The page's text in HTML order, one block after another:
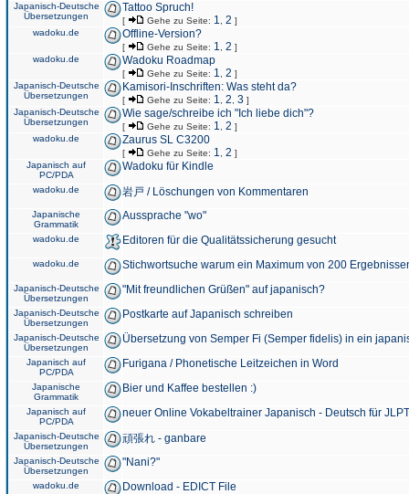
Japanisch-Deutsche
Übersetzungen
Tattoo Spruch!
[ Gehe zu Seite: 1 2 ]
wadoku.de
Offline-Version?
[ Gehe zu Seite: 1 2 ]
wadoku.de
Wadoku Roadmap
[ Gehe zu Seite: 1 2 ]
Japanisch-Deutsche
Übersetzungen
Kamisori-Inschriften: Was steht da?
[ Gehe zu Seite: 1 2 3 ]
Japanisch-Deutsche
Übersetzungen
Wie sage/schreibe ich "Ich liebe dich"?
[ Gehe zu Seite: 1 2 ]
wadoku.de
Zaurus SL C3200
[ Gehe zu Seite: 1 2 ]
Japanisch auf
PC/PDA
Wadoku für Kindle
wadoku.de 岩戸 / Löschungen von Kommentaren
Japanische
Grammatik
Aussprache "wo"
wadoku.de Editoren für die Qualitätssicherung gesucht
wadoku.de Stichwortsuche warum ein Maximum von 200
Japanisch-Deutsche
Übersetzungen
"Mit freundlichen Grüßen" auf japanisch?
Japanisch-Deutsche
Übersetzungen
Postkarte auf Japanisch schreiben
Japanisch-Deutsche
Übersetzungen
Übersetzung von Semper Fi (Semper fidelis) in ein
Japanisch auf
PC/PDA
Furigana / Phonetische Leitzeichen in Word
Japanische
Grammatik
Bier und Kaffee bestellen :)
Japanisch auf
PC/PDA
neuer Online Vokabeltrainer Japanisch - Deutsch für
Japanisch-Deutsche
Übersetzungen
頑張れ - ganbare
Japanisch-Deutsche
Übersetzungen
"Nani?"
wadoku.de Download - EDICT File